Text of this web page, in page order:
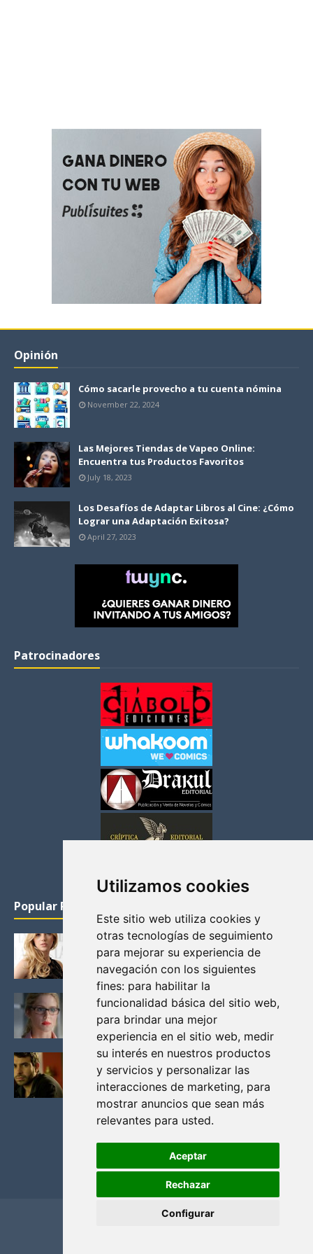
Utilizamos cookies
Este sitio web utiliza cookies y
otras tecnologías de seguimiento
para mejorar su experiencia de
navegación con los siguientes
fines: para habilitar la
funcionalidad básica del sitio web,
para brindar una mejor
experiencia en el sitio web, medir
su interés en nuestros productos
y servicios y personalizar las
interacciones de marketing, para
mostrar anuncios que sean más
relevantes para usted.
Aceptar
Rechazar
Configurar
Opinión
Cómo sacarle provecho a tu cuenta nómina
November 22, 2024
Las Mejores Tiendas de Vapeo Online:
Encuentra tus Productos Favoritos
July 18, 2023
Los Desafíos de Adaptar Libros al Cine: ¿Cómo
Lograr una Adaptación Exitosa?
April 27, 2023
Patrocinadores
Popular Posts
KATHERYN WINNICK: LA ACTRIZ MAS GUAPA DE
VIKINGOS
Junio 14, 2013
FELICITY (EMILY BETT RICKARDS), LAS FOTOS
MAS BONITAS DE LA ALIADA DE ARROW
Noviembre 30, 2013
BLACK MIRROR: TODA TU HISTORIA. EPISODIO 3.
LA CRITICA
Mayo 17, 2012
Privacidad y cookies
Contacto